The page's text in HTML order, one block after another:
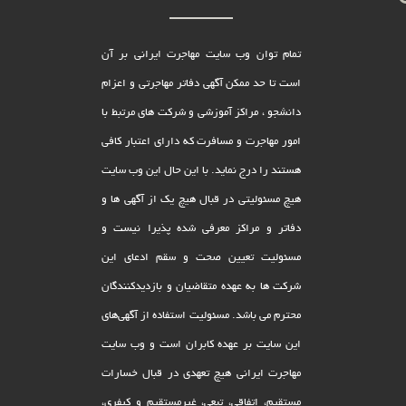
تمام توان وب سایت مهاجرت ایرانی بر آن
است تا حد ممکن آگهی دفاتر مهاجرتی و اعزام
دانشجو ، مراکز آموزشی و شرکت های مرتبط با
امور مهاجرت و مسافرت که دارای اعتبار کافی
هستند را درج نماید. با این حال این وب سایت
هیچ مسئولیتی در قبال هیچ یک از آگهی ها و
دفاتر و مراکز معرفی شده پذیرا نیست و
مسئولیت تعیین صحت و سقم ادعای این
شرکت ها به عهده متقاضیان و بازدیدکنندگان
محترم می باشد. مسئولیت استفاده از آگهی‌های
این سایت بر عهده کابران است و وب سایت
مهاجرت ایرانی هیچ تعهدى در قبال خسارات
مستقیم، اتفاقى، تبعى، غیرمستقیم و کیفرى،